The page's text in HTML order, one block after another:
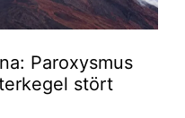
Paroxysmus
stört